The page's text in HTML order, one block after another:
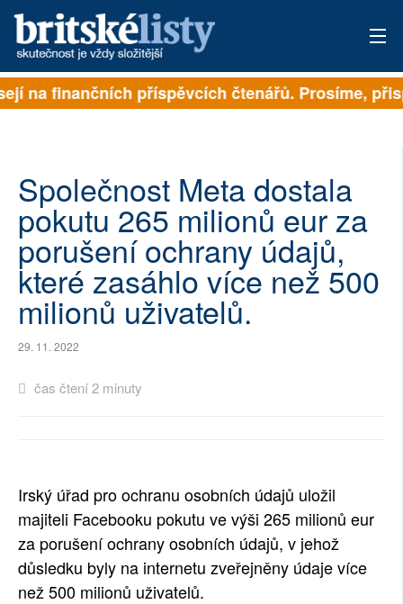
PŘIHLÁSIT
ARCHIV
ROZHOVORY
TÉMATA
NEJČTENĚJŠÍ ZA 7 DNÍ
AUTOŘI
PŘÍSPĚVKY NA PROVOZ
PLNÁ VERZE STRÁNEK
na finančních příspěvcích čtenářů. Prosíme,
Společnost Meta dostala
pokutu 265 milionů eur za
porušení ochrany údajů,
které zasáhlo více než 500
milionů uživatelů.
29. 11. 2022
čas čtení 2 minuty
Irský úřad pro ochranu osobních údajů uložil
majiteli Facebooku pokutu ve výši 265 milionů eur
za porušení ochrany osobních údajů, v jehož
důsledku byly na internetu zveřejněny údaje více
než 500 milionů uživatelů.